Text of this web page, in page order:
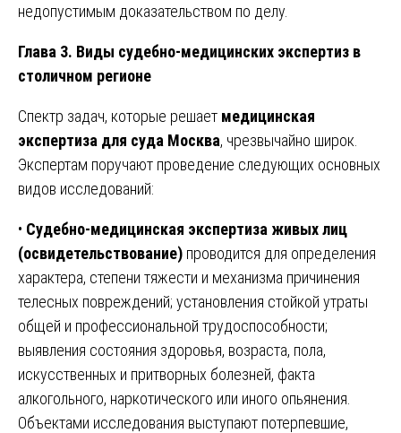
недопустимым доказательством по делу.
Глава 3. Виды судебно-медицинских экспертиз в
столичном регионе
Спектр задач, которые решает медицинская
экспертиза для суда Москва, чрезвычайно широк.
Экспертам поручают проведение следующих основных
видов исследований:
• Судебно-медицинская экспертиза живых лиц
(освидетельствование) проводится для определения
характера, степени тяжести и механизма причинения
телесных повреждений; установления стойкой утраты
общей и профессиональной трудоспособности;
выявления состояния здоровья, возраста, пола,
искусственных и притворных болезней, факта
алкогольного, наркотического или иного опьянения.
Объектами исследования выступают потерпевшие,